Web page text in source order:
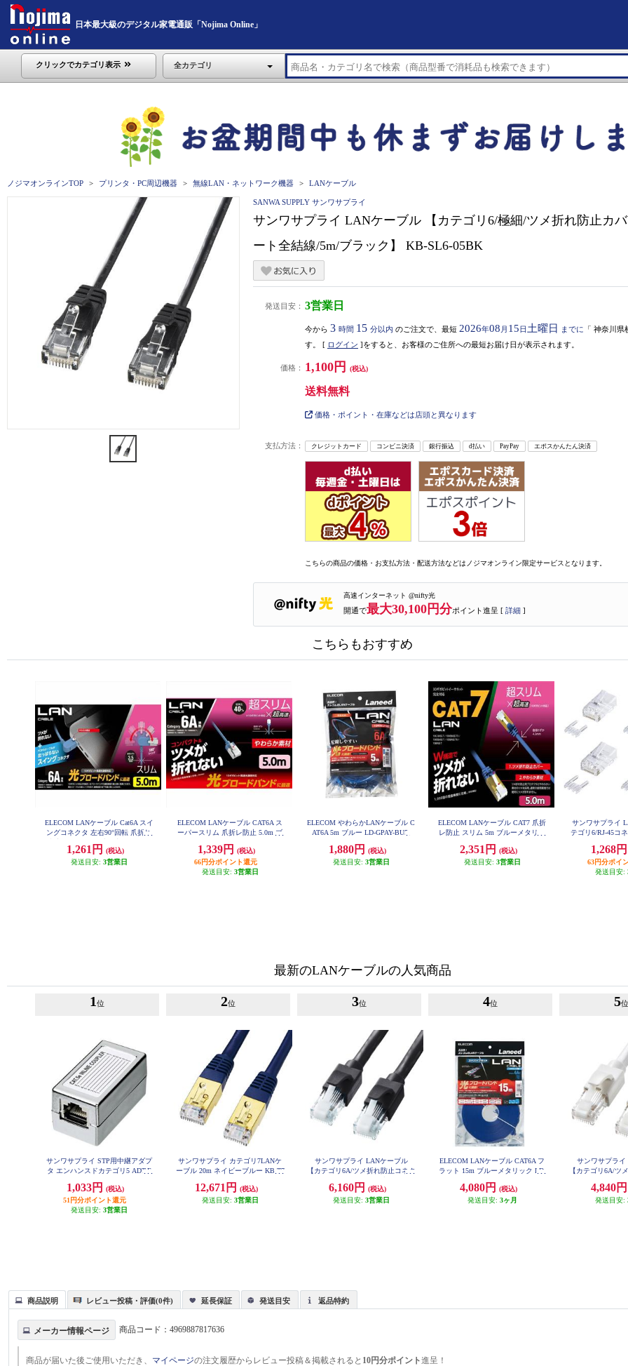
日本最大級のデジタル家電通販「Nojima Online」
クリックでカテゴリ表示 全カテゴリ
ノジマオンラインTOP プリンタ・PC周辺機器 無線LAN・ネットワーク機器 LANケーブル
SANWA SUPPLY サンワサプライ
サンワサプライ LANケーブル 【カテゴリ6/極細/ツメ折れ防止カ
ート全結線/5m/ブラック】 KB-SL6-05BK
発送目安： 3営業日
今から 3 時間 15 分以内 のご注文で、最短 2026年08 月 15日 土曜日 までに 「 神奈川県
す。 [ ログイン ]をすると、お客様のご住所への最短お届け日が表示されます。
価格： 1,100円 (税込)
送料無料
価格・ポイント・在庫などは店頭と異なります
支払方法： クレジットカード コンビニ決済 銀行振込 d払い PayPay エポスかんたん決済
こちらの商品の価格・お支払方法・配送方法などはノジマオンライン限定サービスとなります。
高速インターネット @nifty光
開通で最大30,100円分ポイント進呈 [ 詳細 ]
こちらもおすすめ
ELECOM LANケーブル Cat6A スイ
ングコネクタ 左右90°回転 爪折れ
RoHS ブルー LD-GPATSW-BU50
1,261円
(税込)
発送目安: 3営業日
ELECOM LANケーブル CAT6A ス
ーパースリム 爪折レ防止 5.0m ブ
1,339円
(税込)
66円分ポイント還元
発送目安: 3営業日
ELECOM やわらかLANケーブル C
AT6A 5m ブルー LD-GPAY-BU5
1,880円
(税込)
発送目安: 3営業日
ELECOM LANケーブル CAT7 爪折
レ防止 スリム 5m ブルーメタリッ
2,351円
(税込)
発送目安: 3営業日
サンワサプライ
テゴリ6/RJ-45コ
ADT-
1,268
63円分ポイ
発送目安:
最新のLANケーブルの人気商品
1 位
サンワサプライ STP用中継アダプ
タ エンハンスドカテゴリ5 ADT-E
1,033円
(税込)
51円分ポイント還元
発送目安: 3営業日
2位
サンワサプライ カテゴリ7LANケ
ーブル 20m ネイビーブルー KB-T7
12,671円
(税込)
発送目安: 3営業日
3位
サンワサプライ LANケーブル
【カテゴリ6A/ツメ折れ防止コネク
KB-T6ATS-20BK
6,160円
(税込)
発送目安: 3営業日
4位
ELECOM LANケーブル CAT6A フ
ラット 15m ブルーメタリック LD-
4,080円
(税込)
発送目安: 3ヶ月
5位
サンワサプライ
【カテゴリ6A/ツ
KB-
4,840
発送目安:
商品説明 レビュー投稿・評価(0件) 延長保証 発送目安 返品特約
メーカー情報ページ 商品コード：4969887817636
商品が届いた後ご使用いただき、 マイページの注文履歴からレビュー投稿＆掲載されると 10円分ポイント進呈！